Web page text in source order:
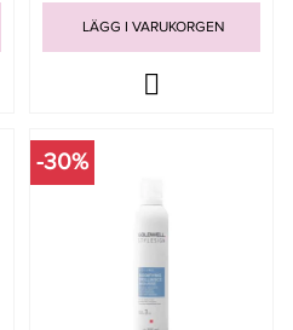
LÄGG I VARUKORGEN
-30%